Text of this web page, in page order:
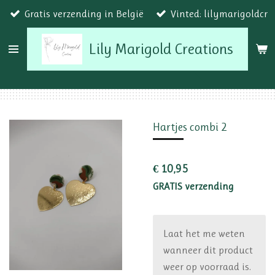
Ga
direct
naar
Lily Marigold Creations
Gratis verzending in België Vinted: lilymarigoldcr
Hartjes combi 2
€ 10,95
GRATIS verzending
Laat het me weten
wanneer dit product
weer op voorraad is.